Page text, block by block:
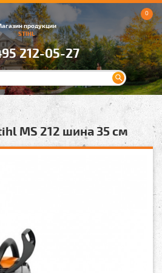
продукции
STIHL
212-05-27
0
MS 212 шина 35 см